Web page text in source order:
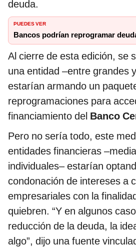
deuda.
PUEDES VER
Bancos podrían reprogramar
Al cierre de esta edición, se
una entidad –entre grandes
estarían armando un
reprogramaciones para
financiamiento del Banco
Pero no sería todo, este
entidades financieras
individuales– estarían
condonación de intereses a
empresariales con la
quiebren. “Y en algunos
reducción de la deuda, la
algo”, dijo una fuente